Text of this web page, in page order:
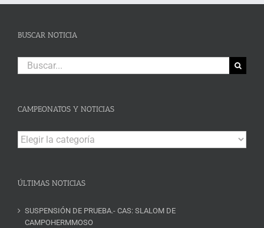
BUSCAR NOTICIA
Buscar:
CAMPEONATOS Y NOTICIAS
Campeonatos
y
ÚLTIMAS NOTICIAS
SUSPENSIÓN DE PRUEBA.- CAS: SLALOM DE
CAMPOHERMMOSO